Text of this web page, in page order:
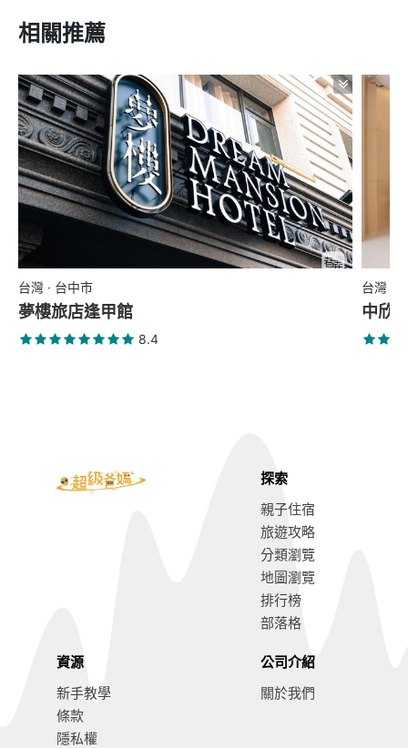
相關推薦
台灣 · 台中市
夢樓旅店逢甲館
8.4
台灣 ·
中欣
探索
親子住宿
旅遊攻略
分類瀏覽
地圖瀏覽
排行榜
部落格
資源
新手教學
條款
隱私權
公司介紹
關於我們